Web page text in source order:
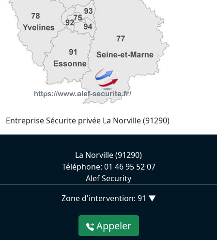
Entreprise Sécurite privée La Norville (91290)
La Norville (91290)
Téléphone: 01 46 95 52 07
Alef Security
Zone d'intervention: 91 ▼
Appeler